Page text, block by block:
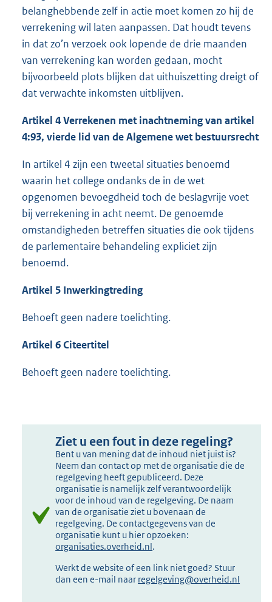
belanghebbende zelf in actie moet komen zo hij de
verrekening wil laten aanpassen. Dat houdt tevens
in dat zo’n verzoek ook lopende de drie maanden
van verrekening kan worden gedaan, mocht
bijvoorbeeld plots blijken dat uithuiszetting dreigt of
dat verwachte inkomsten uitblijven.
Artikel 4 Verrekenen met inachtneming van artikel
4:93, vierde lid van de Algemene wet bestuursrecht
In artikel 4 zijn een tweetal situaties benoemd
waarin het college ondanks de in de wet
opgenomen bevoegdheid toch de beslagvrije voet
bij verrekening in acht neemt. De genoemde
omstandigheden betreffen situaties die ook tijdens
de parlementaire behandeling expliciet zijn
benoemd.
Artikel 5 Inwerkingtreding
Behoeft geen nadere toelichting.
Artikel 6 Citeertitel
Behoeft geen nadere toelichting.
Ziet u een fout in deze regeling?
Bent u van mening dat de inhoud niet juist is?
Neem dan contact op met de organisatie die de
regelgeving heeft gepubliceerd. Deze
organisatie is namelijk zelf verantwoordelijk
voor de inhoud van de regelgeving. De naam
van de organisatie ziet u bovenaan de
regelgeving. De contactgegevens van de
organisatie kunt u hier opzoeken:
organisaties.overheid.nl.
Werkt de website of een link niet goed? Stuur
dan een e-mail naar regelgeving@overheid.nl